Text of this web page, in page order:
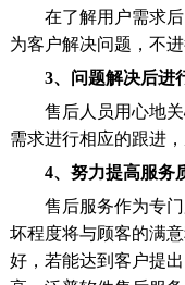
在了解用户需求后
为客户解决问题，不进
3、问题解决后进
售后人员用心地关
需求进行相应的跟进
4、努力提高服务
售后服务作为专门
坏程度将与顾客的满
好，若能达到客户提